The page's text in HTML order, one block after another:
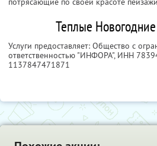
Теплые
Услуги предоставляет: Общество с
ответственностью "ИНФОРА", ИНН
1137847471871